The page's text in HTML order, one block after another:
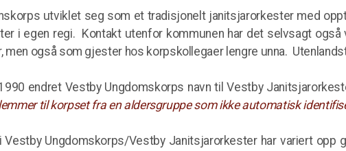
utviklet seg som et tradisjonelt janitsjarorkester med
i egen regi. Kontakt utenfor kommunen har det selvsagt
men også som gjester hos korpskollegaer lengre unna.
endret Vestby Ungdomskorps navn til Vestby
til korpset fra en aldersgruppe som ikke automatisk
Vestby Ungdomskorps/Vestby Janitsjarorkester har variert opp